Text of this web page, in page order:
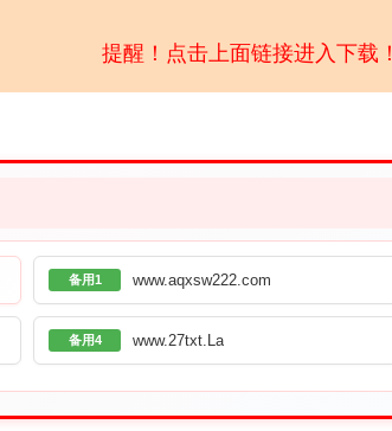
提醒！点击上面链接进入下载！
备用1 www.aqxsw222.com
备用4 www.27txt.La